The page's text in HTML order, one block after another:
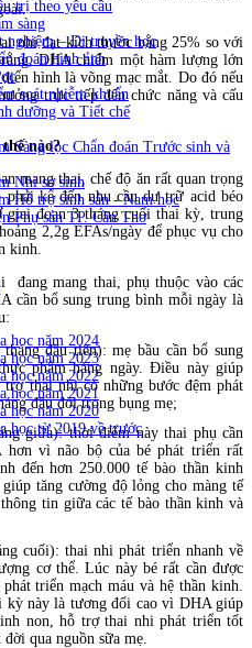
trị theo yêu cầu
sàng
nghiệm – Di truyền học
đoán hình ảnh
soát nhiễm khuẩn
dưỡng và Tiết chế
Sàng lọc Chẩn đoán Trước sinh và
Nhi sơ sinh
Hỗ trợ sinh sản - Nam học
Phụ sản TP. Cần Thơ
học năm 2024
học năm 2023
học năm 2022
học năm 2021
học năm 2020
học từ 2019 về trước
nhi đạt kích thước bằng 25% so với
DHA chiếm một hàm lượng lớn
hình là võng mạc mắt. Do đó nếu
trực tiếp đến chức năng và cấu
nào?
mang thai, chế độ ăn rất quan trọng
kể đến nhu cầu dự trữ acid béo
giai đoạn 3 tháng cuối thai kỳ, trung
2,2g EFAs/ngày để phục vụ cho
kinh.
mang thai, phụ thuộc vào các
cần bổ sung trung bình mỗi ngày là
đầu tiên): mẹ bầu cần bổ sung
phẩm hàng ngày. Điều này giúp
thai nhi có những bước đệm phát
đầu đời trong bụng mẹ;
giữa): thời điểm này thai phụ cần
hơn vì não bộ của bé phát triển rất
đến hơn 250.000 tế bào thần kinh
tăng cường độ lỏng cho màng tế
tin giữa các tế bào thần kinh và
cuối): thai nhi phát triển nhanh về
cơ thể. Lúc này bé rất cần được
triển mạch máu và hệ thần kinh.
kỳ này là tương đối cao vì DHA giúp
non, hỗ trợ thai nhi phát triển tốt
qua nguồn sữa mẹ.